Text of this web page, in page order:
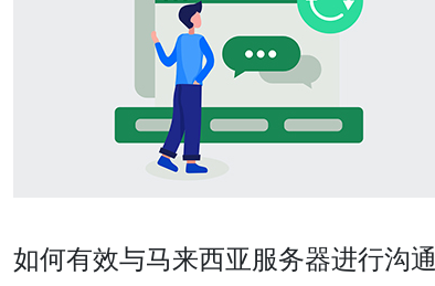
如何有效与马来西亚服务器进行沟通